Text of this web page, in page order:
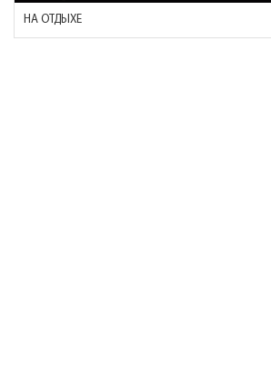
НА ОТДЫХЕ